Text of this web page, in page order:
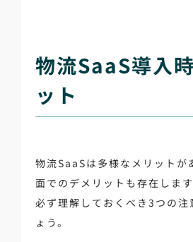
物流SaaS導入
ット
物流SaaSは多様なメリットが
面でのデメリットも存在しま
必ず理解しておくべき3つの注
ょう。